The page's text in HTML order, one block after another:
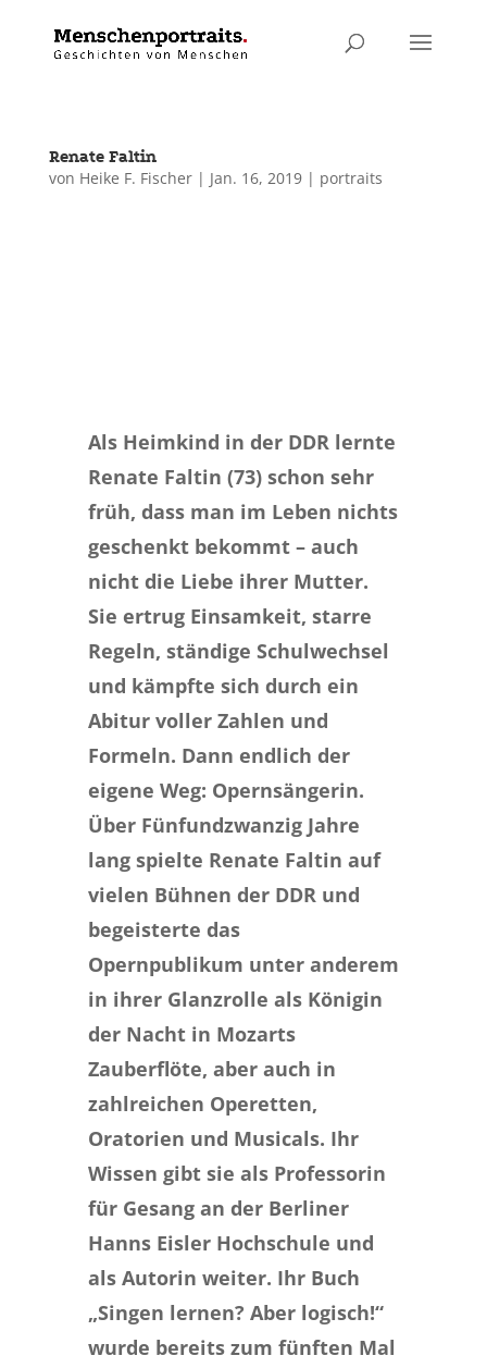
Renate Faltin
von Heike F. Fischer| Jan. 16, 2019| portraits
Als Heimkind in der DDR lernte
Renate Faltin (73) schon sehr
früh, dass man im Leben nichts
geschenkt bekommt – auch
nicht die Liebe ihrer Mutter.
Sie ertrug Einsamkeit, starre
Regeln, ständige Schulwechsel
und kämpfte sich durch ein
Abitur voller Zahlen und
Formeln. Dann endlich der
eigene Weg: Opernsängerin.
Über Fünfundzwanzig Jahre
lang spielte Renate Faltin auf
vielen Bühnen der DDR und
begeisterte das
Opernpublikum unter anderem
in ihrer Glanzrolle als Königin
der Nacht in Mozarts
Zauberflöte, aber auch in
zahlreichen Operetten,
Oratorien und Musicals. Ihr
Wissen gibt sie als Professorin
für Gesang an der Berliner
Hanns Eisler Hochschule und
als Autorin weiter. Ihr Buch
„Singen lernen? Aber logisch!“
wurde bereits zum fünften Mal